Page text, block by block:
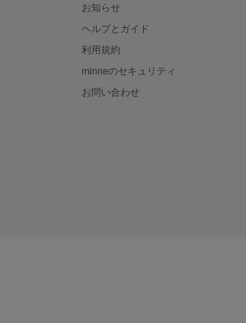
お知らせ
ヘルプとガイド
利用規約
minneのセキュリティ
お問い合わせ